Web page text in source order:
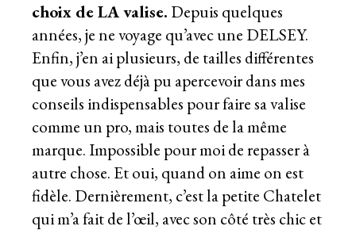
choix de LA valise. Depuis quelques
années, je ne voyage qu’avec une DELSEY.
Enfin, j’en ai plusieurs, de tailles différentes
que vous avez déjà pu apercevoir dansmes
conseils indispensables pour faire sa valise
comme un pro, mais toutes de la même
marque. Impossible pour moi de repasser à
autre chose. Et oui, quand on aime on est
fidèle. Dernièrement, c’est la petite Chatelet
qui m’a fait de l’œil, avec son côté très chic et